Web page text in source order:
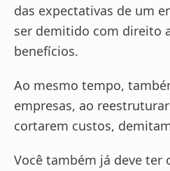
das expectativas de um
ser demitido com direito
benefícios.
Ao mesmo tempo,
empresas, ao
cortarem custos,
Você também já deve ter